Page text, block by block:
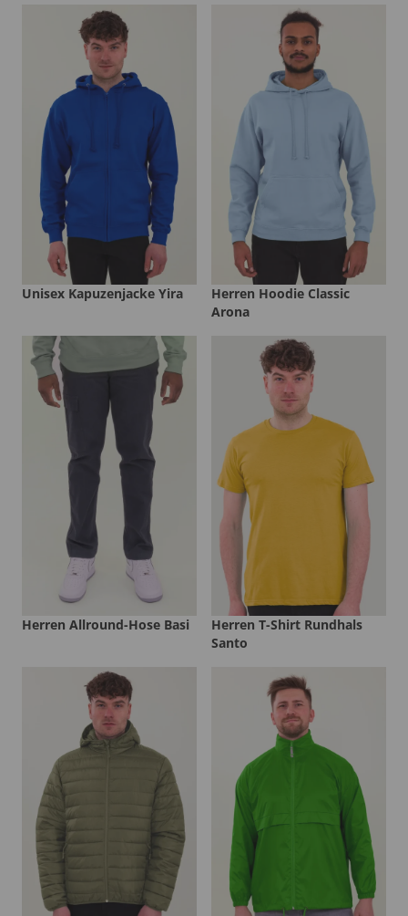
Unisex Kapuzenjacke Yira
Herren Hoodie Classic
Arona
Herren Allround-Hose Basi
Herren T-Shirt Rundhals
Santo